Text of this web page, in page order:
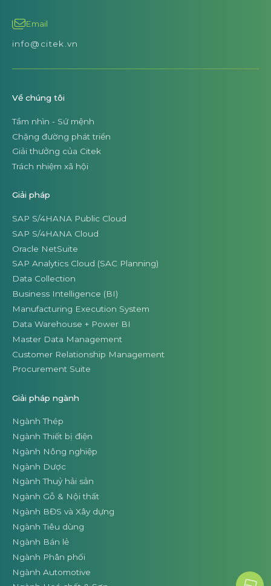
Email
info@citek.vn
Về chúng tôi
Tầm nhìn - Sứ mệnh
Chặng đường phát triển
Giải thưởng của Citek
Trách nhiệm xã hội
Giải pháp
SAP S/4HANA Public Cloud
SAP S/4HANA Cloud
Oracle NetSuite
SAP Analytics Cloud (SAC Planning)
Data Collection
Business Intelligence (BI)
Manufacturing Execution System
Data Warehouse + Power BI
Master Data Management
Customer Relationship Management
Procurement Suite
Giải pháp ngành
Ngành Thép
Ngành Thiết bị điện
Ngành Nông nghiệp
Ngành Dược
Ngành Thuỷ hải sản
Ngành Gỗ & Nội thất
Ngành BĐS và Xây dựng
Ngành Tiêu dùng
Ngành Bán lẻ
Ngành Phân phối
Ngành Automotive